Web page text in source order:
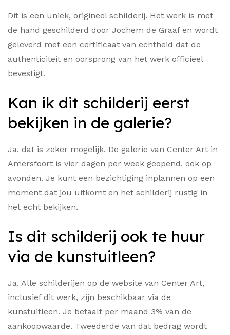
Dit is een uniek, origineel schilderij. Het werk is met
de hand geschilderd door Jochem de Graaf en wordt
geleverd met een certificaat van echtheid dat de
authenticiteit en oorsprong van het werk officieel
bevestigt.
Kan ik dit schilderij eerst
bekijken in de galerie?
Ja, dat is zeker mogelijk. De galerie van Center Art in
Amersfoort is vier dagen per week geopend, ook op
avonden. Je kunt een bezichtiging inplannen op een
moment dat jou uitkomt en het schilderij rustig in
het echt bekijken.
Is dit schilderij ook te huur
via de kunstuitleen?
Ja. Alle schilderijen op de website van Center Art,
inclusief dit werk, zijn beschikbaar via de
kunstuitleen. Je betaalt per maand 3% van de
aankoopwaarde. Tweederde van dat bedrag wordt